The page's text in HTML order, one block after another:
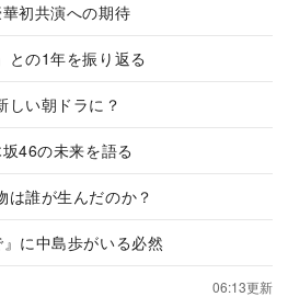
初共演への期待
との1年を振り返る
しい朝ドラに？
46の未来を語る
は誰が生んだのか？
』に中島歩がいる必然
06:13更新